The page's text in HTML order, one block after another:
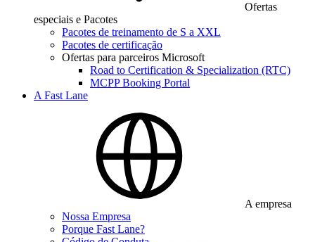
Ofertas
especiais e Pacotes
Pacotes de treinamento de S a XXL
Pacotes de certificação
Ofertas para parceiros Microsoft
Road to Certification & Specialization (RTC)
MCPP Booking Portal
A Fast Lane
A empresa
Nossa Empresa
Porque Fast Lane?